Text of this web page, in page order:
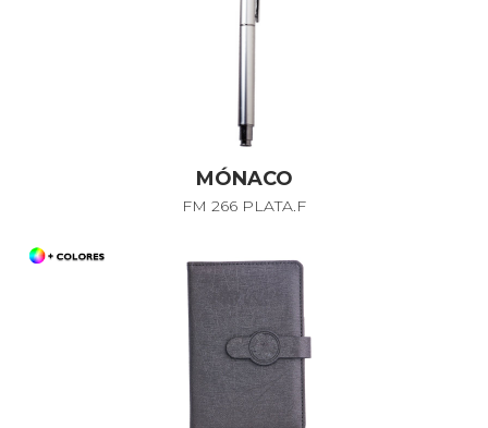
MÓNACO
FM 266 PLATA.F